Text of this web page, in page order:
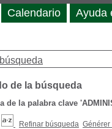
de la búsqueda
de la palabra clave
Refinar búsqueda Générer
Calendario Ayuda